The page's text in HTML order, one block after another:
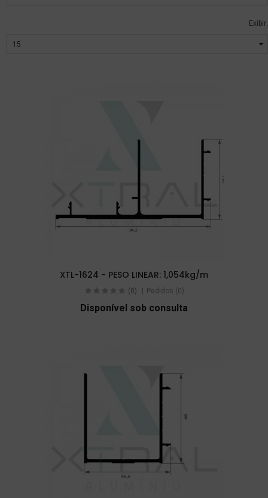
Exibir:
XTL-1624 - PESO LINEAR: 1,054kg/m
(0) Pedidos (0)
Disponível sob consulta